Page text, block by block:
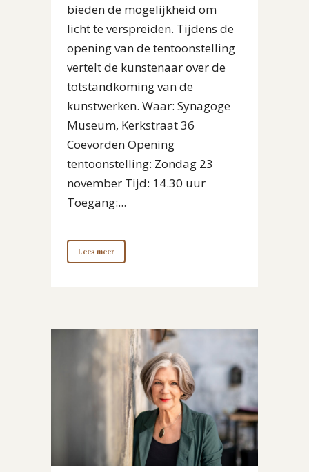
bieden de mogelijkheid om
licht te verspreiden. Tijdens de
opening van de tentoonstelling
vertelt de kunstenaar over de
totstandkoming van de
kunstwerken. Waar: Synagoge
Museum, Kerkstraat 36
Coevorden Opening
tentoonstelling: Zondag 23
november Tijd: 14.30 uur
Toegang:...
Lees meer